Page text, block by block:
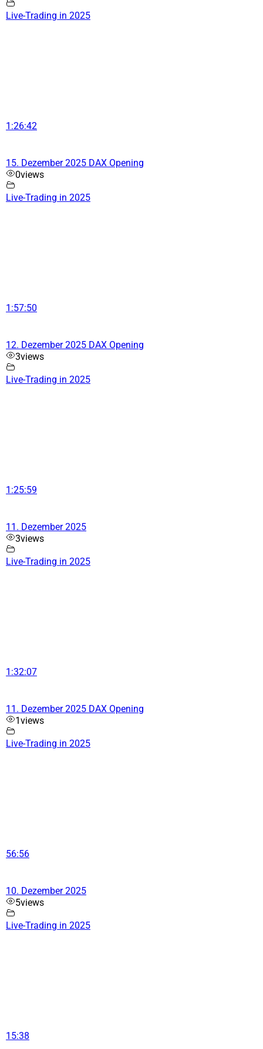
Live-Trading in 2025
1:26:42
15. Dezember 2025 DAX Opening
0views
Live-Trading in 2025
1:57:50
12. Dezember 2025 DAX Opening
3views
Live-Trading in 2025
1:25:59
11. Dezember 2025
3views
Live-Trading in 2025
1:32:07
11. Dezember 2025 DAX Opening
1views
Live-Trading in 2025
56:56
10. Dezember 2025
5views
Live-Trading in 2025
15:38